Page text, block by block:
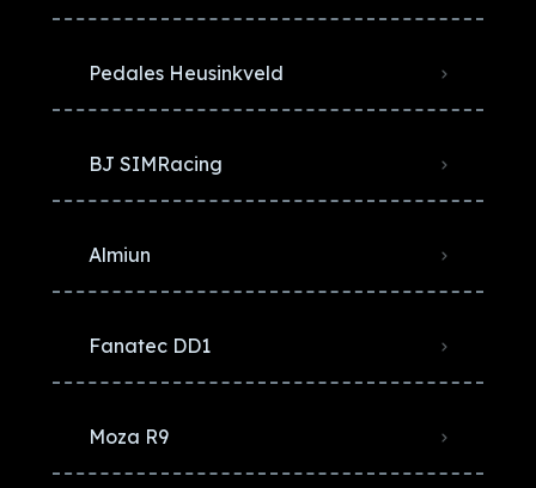
Pedales Heusinkveld
BJ SIMRacing
Almiun
Fanatec DD1
Moza R9